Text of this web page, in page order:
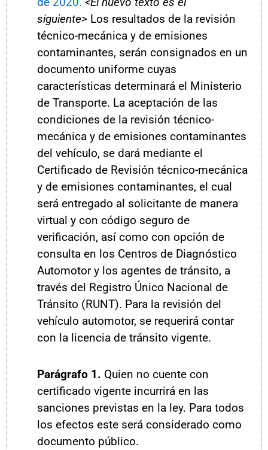
siguiente> Los resultados de la revisión
técnico-mecánica y de emisiones
contaminantes, serán consignados en un
documento uniforme cuyas
características determinará el Ministerio
de Transporte. La aceptación de las
condiciones de la revisión técnico-
mecánica y de emisiones contaminantes
del vehículo, se dará mediante el
Certificado de Revisión técnico-mecánica
y de emisiones contaminantes, el cual
será entregado al solicitante de manera
virtual y con código seguro de
verificación, así como con opción de
consulta en los Centros de Diagnóstico
Automotor y los agentes de tránsito, a
través del Registro Único Nacional de
Tránsito (RUNT). Para la revisión del
vehículo automotor, se requerirá contar
con la licencia de tránsito vigente.
Parágrafo 1. Quien no cuente con
certificado vigente incurrirá en las
sanciones previstas en la ley. Para todos
los efectos este será considerado como
documento público.